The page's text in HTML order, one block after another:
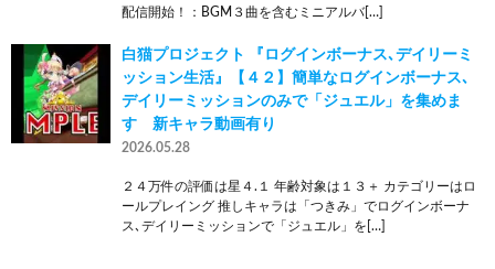
配信開始！：BGM３曲を含むミニアルバ[…]
白猫プロジェクト 『ログインボーナス､デイリーミ
ッション生活』【４２】簡単なログインボーナス､
デイリーミッションのみで「ジュエル」を集めま
す 新キャラ動画有り
2026.05.28
２４万件の評価は星４.１ 年齢対象は１３＋ カテゴリーはロ
ールプレイング 推しキャラは「つきみ」でログインボーナ
ス､デイリーミッションで「ジュエル」を[…]